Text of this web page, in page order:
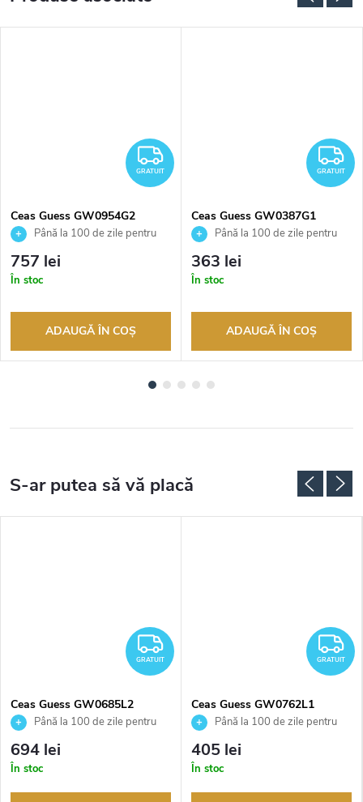
GRATUIT
GRATUIT
Ceas Guess GW0954G2
Până la 100 de zile pentru
returnarea bunurilor. Vânzător
autorizat
757 lei
În stoc
ADAUGĂ ÎN COŞ
GRATUIT
Ceas Guess GW0387G1
Până la 100 de zile pentru
returnarea bunurilor. Vânzător
autorizat
363 lei
În stoc
ADAUGĂ ÎN COŞ
GRATUIT
GRATUIT
Ceas Guess GW0685L2
Până la 100 de zile pentru
returnarea bunurilor. Vânzător
autorizat
694 lei
În stoc
GRATUIT
Ceas Guess GW0762L1
Până la 100 de zile pentru
returnarea bunurilor. Vânzător
autorizat
405 lei
În stoc